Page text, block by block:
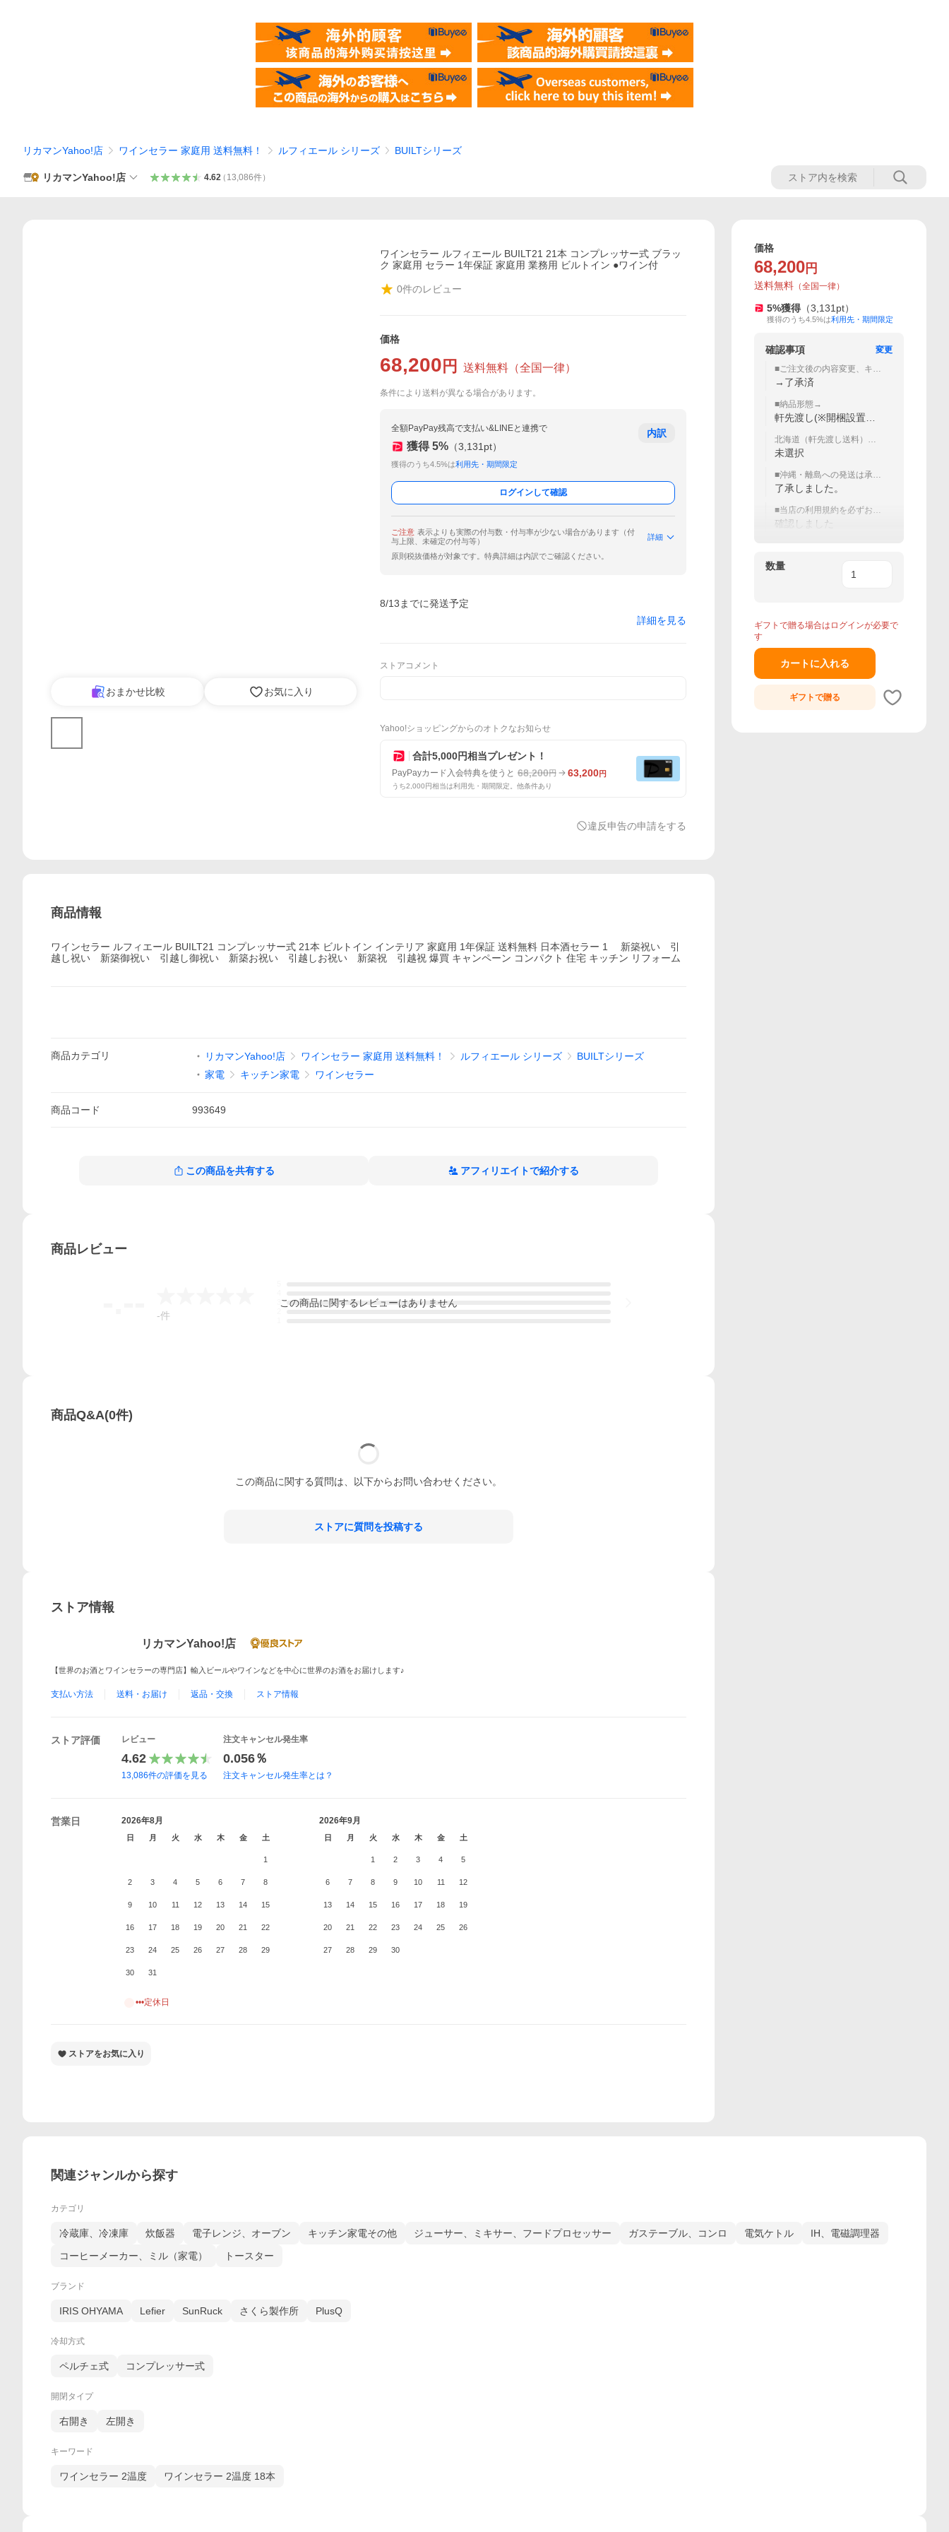
リカマンYahoo!店 ワインセラー 家庭用 送料無料！ ルフィエール シリーズ BUILTシリーズ
リカマンYahoo!店 4.62（ 13,086件）
おまかせ比較 お気に入り
ワインセラー ルフィエール BUILT21 21本 コンプレッサー式 ブラッ
ク 家庭用 セラー 1年保証 家庭用 業務用 ビルトイン ●ワイン付
0件のレビュー
価格
68,200 円 送料無料 （全国一律）
条件により送料が異なる場合があります。
全額PayPay残高で支払い&LINEと連携で
獲得 5% （3,131 pt）
獲得のうち4.5%は利用先・期間限定
内訳
ログインして確認
ご注意 表示よりも実際の付与数・付与率が少ない場合があります（付
与上限、未確定の付与等）
詳細
原則税抜価格が対象です。特典詳細は内訳でご確認ください。
8/13までに発送予定
詳細を見る
ストアコメント
Yahoo!ショッピングからのオトクなお知らせ
合計5,000円相当プレゼント！
PayPayカード入会特典を使うと 68,200円 63,200円
うち2,000円相当は利用先・期間限定。他条件あり
違反申告の申請をする
商品情報
ワインセラー ルフィエール BUILT21 コンプレッサー式 21本 ビルトイン インテリア 家庭用 1年保証 送料無料 日本酒セラー 1 新築祝い 引
越し祝い 新築御祝い 引越し御祝い 新築お祝い 引越しお祝い 新築祝 引越祝 爆買 キャンペーン コンパクト 住宅 キッチン リフォーム
商品カテゴリ リカマンYahoo!店 ワインセラー 家庭用 送料無料！ ルフィエール シリーズ
BUILTシリーズ
家電
キッチン家電 ワインセラー
商品コード 993649
この商品を共有する アフィリエイトで紹介する
商品レビュー
-件
この商品に関するレビューはありません
商品Q&A(0件)
この商品に関する質問は、以下からお問い合わせください。
ストアに質問を投稿する
ストア情報
リカマンYahoo!店
【世界のお酒とワインセラーの専門店】輸入ビールやワインなどを中心に世界のお酒をお届けします♪
支払い方法 送料・お届け 返品・交換 ストア情報
ストア評価 レビュー
4.62
13,086件の評価を見る
注文キャンセル発生率
0.056％
注文キャンセル発生率とは？
営業日 2026年8月
日 月 火 水 木 金 土
1
2 3 4 5 6 7 8
9 10 11 12 13 14 15
16 17 18 19 20 21 22
23 24 25 26 27 28 29
30 31
2026年9月
日 月 火 水 木 金 土
1 2 3 4 5
6 7 8 9 10 11 12
13 14 15 16 17 18 19
20 21 22 23 24 25 26
27 28 29 30
•••定休日
ストアをお気に入り
価格
68,200 円
送料無料 （全国一律）
5%獲得 （3,131 pt）
獲得のうち4.5%は利用先・期間限定
確認事項
変更
■ご注文後の内容変更、キャ
ンセル不可
→了承済
■納品形態→
軒先渡し(※開梱設置は
北海道（軒先渡し送料）プ
ラス1,000円のみ
未選択
■沖縄・離島への発送は承っ
ておりません。
了承しました。
■当店の利用規約を必ずお読
みになった上でご購入下さ
確認しました
数量
ギフトで贈る場合はログインが必要で
す
カートに入れる
ギフトで贈る
関連ジャンルから探す
カテゴリ
冷蔵庫、冷凍庫 炊飯器 電子レンジ、オーブン キッチン家電その他 ジューサー、ミキサー、フードプロセッサー ガステーブル、コンロ 電気ケトル
IH、電磁調理器
コーヒーメーカー、ミル（家電）
トースター
ブランド
IRIS OHYAMA Lefier SunRuck さくら製作所 PlusQ
冷却方式
ペルチェ式 コンプレッサー式
開閉タイプ
右開き 左開き
キーワード
ワインセラー 2温度 ワインセラー 2温度 18本